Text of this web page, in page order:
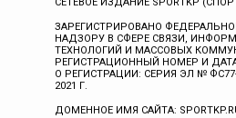
ЗАРЕГИСТРИРОВАНО
НАДЗОРУ В СФЕРЕ СВЯЗИ,
ТЕХНОЛОГИЙ И МАССОВЫХ
РЕГИСТРАЦИОННЫЙ НОМЕР И
О РЕГИСТРАЦИИ: СЕРИЯ ЭЛ №
2021 Г.
ДОМЕННОЕ ИМЯ САЙТА: